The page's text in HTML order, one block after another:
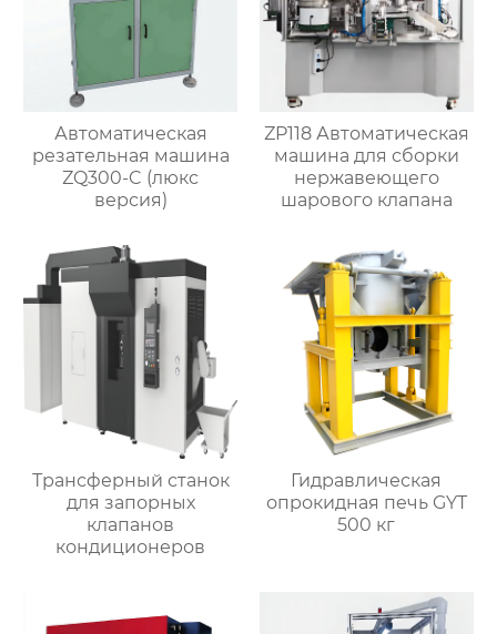
Автоматическая
резательная машина
ZQ300-C (люкс
версия)
ZP118 Автоматическая
машина для сборки
нержавеющего
шарового клапана
Трансферный станок
для запорных
клапанов
кондиционеров
Гидравлическая
опрокидная печь GYT
500 кг